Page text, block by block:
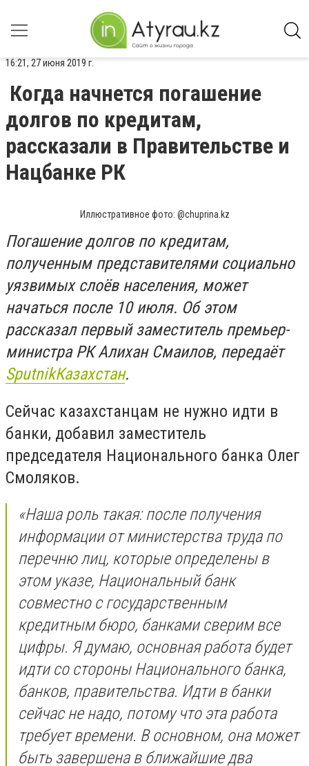
16:21, 27 июня 2019 г.
Когда начнется погашение
долгов по кредитам,
рассказали в Правительстве и
Нацбанке РК
Иллюстративное фото: @chuprina.kz
Погашение долгов по кредитам,
полученным представителями социально
уязвимых слоёв населения, может
начаться после 10 июля. Об этом
рассказал первый заместитель премьер-
министра РК Алихан Смаилов, передаёт
SputnikКазахстан.
Сейчас казахстанцам не нужно идти в
банки, добавил заместитель
председателя Национального банка Олег
Смоляков.
«Наша роль такая: после получения
информации от министерства труда по
перечню лиц, которые определены в
этом указе, Национальный банк
совместно с государственным
кредитным бюро, банками сверим все
цифры. Я думаю, основная работа будет
идти со стороны Национального банка,
банков, правительства. Идти в банки
сейчас не надо, потому что эта работа
требует времени. В основном, она может
быть завершена в ближайшие два